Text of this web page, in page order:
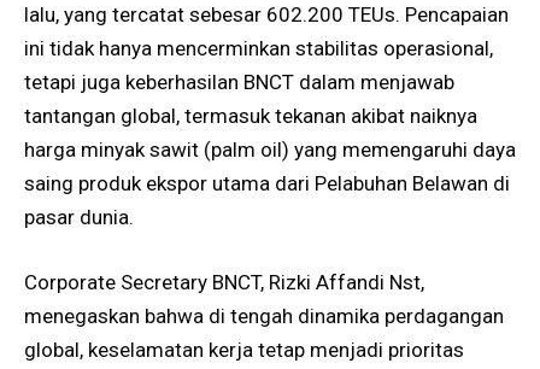
lalu, yang tercatat sebesar 602.200 TEUs. Pencapaian
ini tidak hanya mencerminkan stabilitas operasional,
tetapi juga keberhasilan BNCT dalam menjawab
tantangan global, termasuk tekanan akibat naiknya
harga minyak sawit (palm oil) yang memengaruhi daya
saing produk ekspor utama dari Pelabuhan Belawan di
pasar dunia.
Corporate Secretary BNCT, Rizki Affandi Nst,
menegaskan bahwa di tengah dinamika perdagangan
global, keselamatan kerja tetap menjadi prioritas